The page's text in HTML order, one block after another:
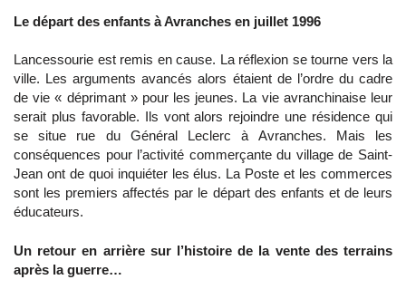
Le départ des enfants à Avranches en juillet 1996
Lancessourie est remis en cause. La réflexion se tourne vers la
ville. Les arguments avancés alors étaient de l’ordre du cadre
de vie « déprimant » pour les jeunes. La vie avranchinaise leur
serait plus favorable. Ils vont alors rejoindre une résidence qui
se situe rue du Général Leclerc à Avranches. Mais les
conséquences pour l’activité commerçante du village de Saint-
Jean ont de quoi inquiéter les élus. La Poste et les commerces
sont les premiers affectés par le départ des enfants et de leurs
éducateurs.
Un retour en arrière sur l’histoire de la vente des terrains
après la guerre…